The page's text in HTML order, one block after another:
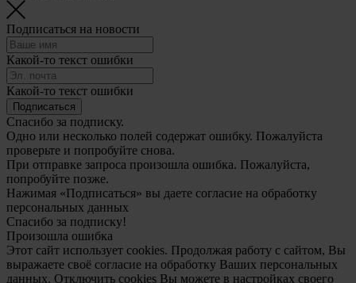
Подписаться на новости
Какой-то текст ошибки
Какой-то текст ошибки
Подписаться
Спасибо за подписку.
Одно или несколько полей содержат ошибку. Пожалуйста
проверьте и попробуйте снова.
При отправке запроса произошла ошибка. Пожалуйста,
попробуйте позже.
Нажимая «Подписаться» вы даете согласие на обработку
персональных данных
Спасибо за подписку!
Произошла ошибка
Этот сайт использует cookies. Продолжая работу с сайтом, Вы
выражаете своё согласие на обработку Ваших персональных
данных. Отключить cookies Вы можете в настройках своего